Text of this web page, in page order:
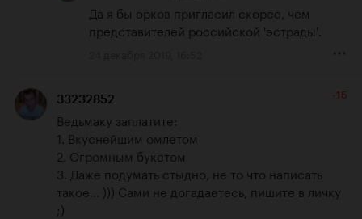
Да я бы орков пригласил скорее, чем
представителей российской 'эстрады'.
33232852 -15
Ведьмаку заплатите:
1. Вкуснейшим омлетом
2. Огромным букетом
3. Даже подумать стыдно, не то что написать
такое... ))) Сами не догадаетесь, пишите в личку
;)